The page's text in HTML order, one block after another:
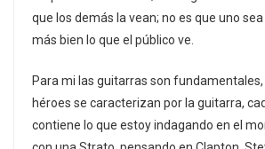
que los demás la vean; no es que uno
más bien lo que el público ve.
Para mi las guitarras son
héroes se caracterizan por la guitarra,
contiene lo que estoy indagando en el